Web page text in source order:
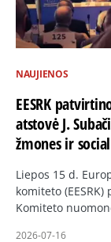
NAUJIENOS
EESRK
atstovė J.
žmones ir
Liepos 15 d.
komiteto
Komiteto
2026-07-16